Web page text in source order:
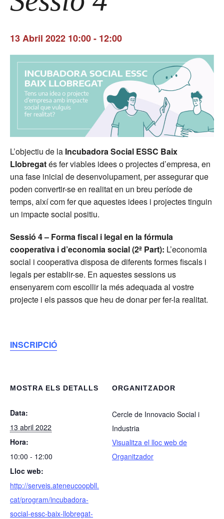
13 Abril 2022 10:00- 12:00
L’objectiu de la Incubadora Social ESSC Baix
Llobregatés fer viables idees o projectes d’empresa, en
una fase inicial de desenvolupament, per assegurar que
poden convertir-se en realitat en un breu període de
temps, així com fer que aquestes idees i projectes tinguin
un impacte social positiu.
Sessió 4 – Forma fiscal i legal en la fórmula
cooperativa i d’economia social (2ª Part): L’economia
social i cooperativa disposa de diferents formes fiscals i
legals per establir-se. En aquestes sessions us
ensenyarem com escollir la més adequada al vostre
projecte i els passos que heu de donar per fer-la realitat.
INSCRIPCIÓ
MOSTRA ELS DETALLS
Data:
13 abril 2022
Hora:
10:00 - 12:00
Lloc web:
http://serveis.ateneucoopbll.
cat/program/incubadora-
social-essc-baix-llobregat-
ORGANITZADOR
Cercle de Innovacio Social i
Industria
Visualitza el lloc web de
Organitzador